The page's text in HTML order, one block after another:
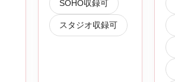
SOHO収録可
スタジオ収録可